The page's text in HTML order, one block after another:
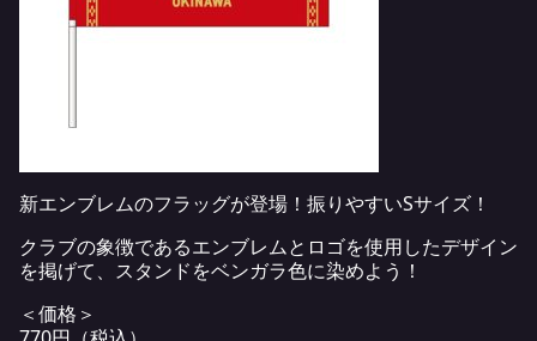
新エンブレムのフラッグが登場！振りやすいSサイズ！
クラブの象徴であるエンブレムとロゴを使用したデザイン
を掲げて、スタンドをベンガラ色に染めよう！
＜価格＞